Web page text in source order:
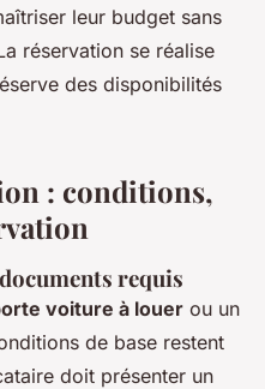
leur budget sans
réservation se réalise
des disponibilités
: conditions,
requis
voiture à louer ou un
de base restent
doit présenter un